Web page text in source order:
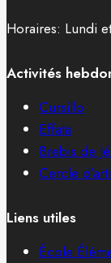
Horaires: Lundi
Activités
Cursillo
Effata
Brebis de
Cercle
Liens utiles
École